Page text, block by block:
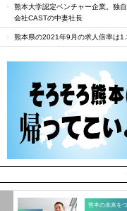
熊本大学認定ベンチャー企業。独
会社CASTの中妻社長
熊本県の2021年9月の求人倍率は
熊本の未来を